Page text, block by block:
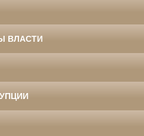
ВЛАСТИ